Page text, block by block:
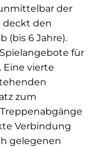
der
deckt den
(bis 6 Jahre).
für
Eine vierte
zum
Verbindung
gelegenen